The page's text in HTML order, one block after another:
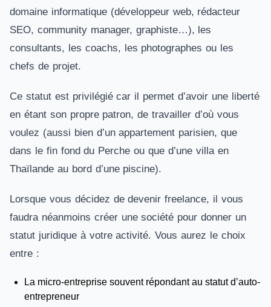
domaine informatique (développeur web, rédacteur
SEO, community manager, graphiste…), les
consultants, les coachs, les photographes ou les
chefs de projet.
Ce statut est privilégié car il permet d’avoir une liberté
en étant son propre patron, de travailler d’où vous
voulez (aussi bien d’un appartement parisien, que
dans le fin fond du Perche ou que d’une villa en
Thaïlande au bord d’une piscine).
Lorsque vous décidez de devenir freelance, il vous
faudra néanmoins créer une société pour donner un
statut juridique à votre activité. Vous aurez le choix
entre :
La micro-entreprise souvent répondant au statut d’auto-
entrepreneur